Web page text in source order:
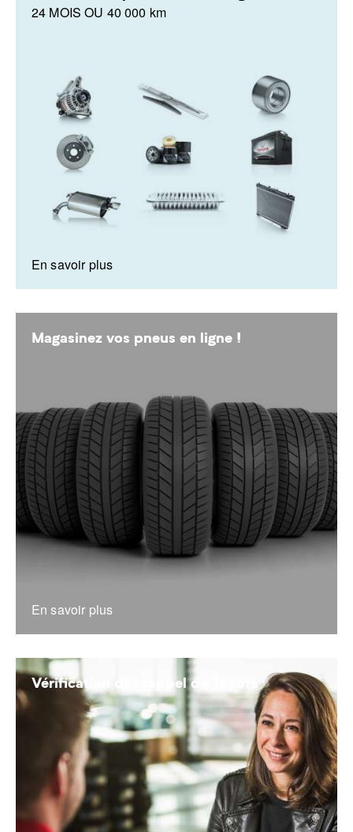
24 MOIS OU 40 000 km
En savoir plus
Magasinez vos pneus en ligne !
En savoir plus
Vérification des rappel de Toyota